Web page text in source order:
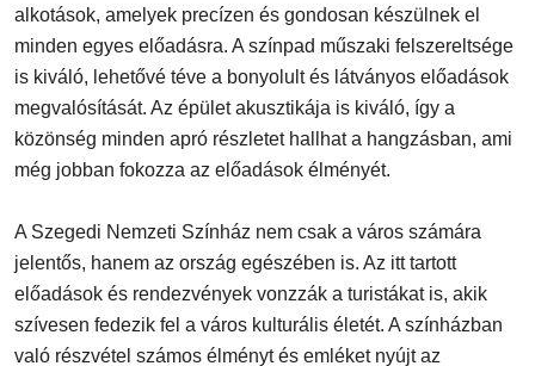
alkotások, amelyek precízen és gondosan készülnek el
minden egyes előadásra. A színpad műszaki felszereltsége
is kiváló, lehetővé téve a bonyolult és látványos előadások
megvalósítását. Az épület akusztikája is kiváló, így a
közönség minden apró részletet hallhat a hangzásban, ami
még jobban fokozza az előadások élményét.
A Szegedi Nemzeti Színház nem csak a város számára
jelentős, hanem az ország egészében is. Az itt tartott
előadások és rendezvények vonzzák a turistákat is, akik
szívesen fedezik fel a város kulturális életét. A színházban
való részvétel számos élményt és emléket nyújt az